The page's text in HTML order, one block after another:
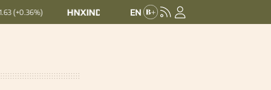
HNXINDEX:293.44 + 0.25 (+0.09%) UPCOMINDEX: